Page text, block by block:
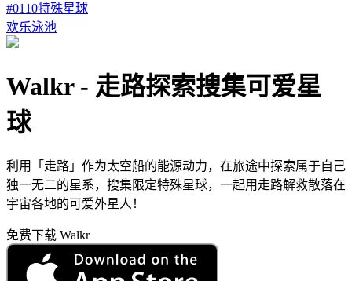
#0110特殊星球
欢乐泳池
Walkr- 走路探索搜集可爱星
球
利用「走路」作为太空船的能源动力，在旅途中探索属于自己
独一无二的星系，搜集限定特殊星球，一起用走路解救散落在
宇宙各地的可爱外星人！
免费下载 Walkr